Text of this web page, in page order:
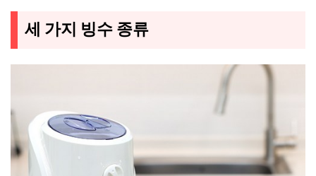
세 가지 빙수 종류